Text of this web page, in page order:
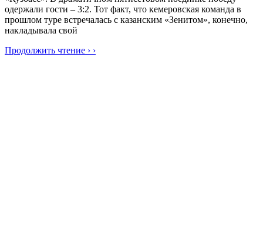
одержали гости – 3:2. Тот факт, что кемеровская команда в
прошлом туре встречалась с казанским «Зенитом», конечно,
накладывала свой
Продолжить чтение › ›